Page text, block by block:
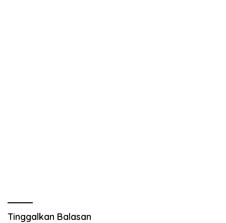
Tinggalkan Balasan